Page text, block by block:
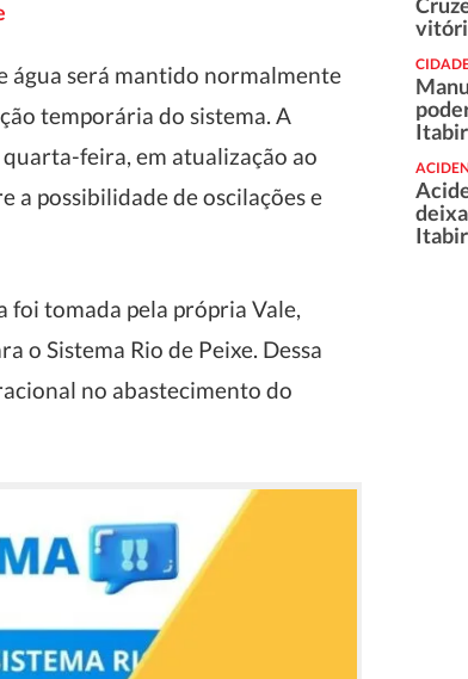
água será mantido normalmente
temporária do sistema. A
feira, em atualização ao
a possibilidade de oscilações e
foi tomada pela própria Vale,
o Sistema Rio de Peixe. Dessa
no abastecimento do